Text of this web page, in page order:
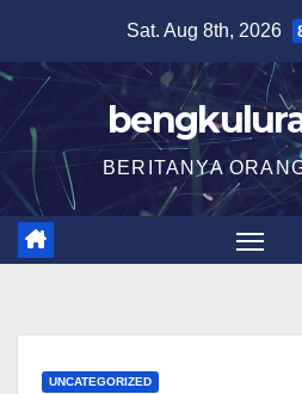
content
Sat. Aug 8th, 2026
BERITANYA
UNCATEGORIZED